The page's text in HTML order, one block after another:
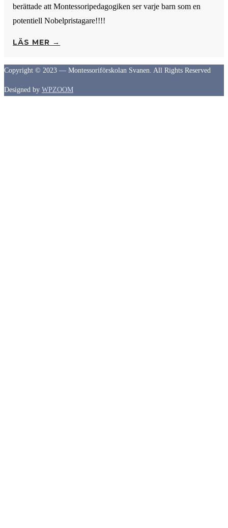
berättade att Montessoripedagogiken ser varje barn som en
potentiell Nobelpristagare!!!!
LÄS MER →
Copyright © 2023 — Montessoriförskolan Svanen. All Rights Reserved
Designed by WPZOOM